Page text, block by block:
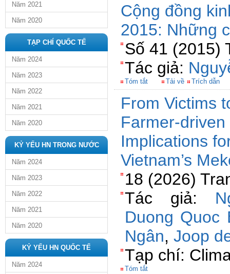
Năm 2021
Năm 2020
TẠP CHÍ QUỐC TẾ
Năm 2024
Năm 2023
Năm 2022
Năm 2021
Năm 2020
KỶ YẾU HN TRONG NƯỚC
Năm 2024
Năm 2023
Năm 2022
Năm 2021
Năm 2020
KỶ YẾU HN QUỐC TẾ
Năm 2024
Cộng đồng
2015: Những
Số 41 (2015)
Tác giả:
Tóm tắt Tải về Trích dẫn
From Victims
Farmer-
Implications
Vietnam’s
18 (2026)
Tác giả:
Duong Quoc
Ngân, Joop
Tạp chí:
Tóm tắt